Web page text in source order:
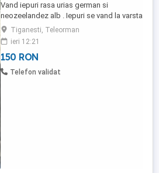
Vand iepuri rasa urias german si
neozeelandez alb . Iepuri se vand la varsta
de 2 luni. Pret: Urias German-150 ei
Neozeelandez alb - 100 lei
Tiganesti, Teleorman
ieri 12:21
150 RON
Telefon validat